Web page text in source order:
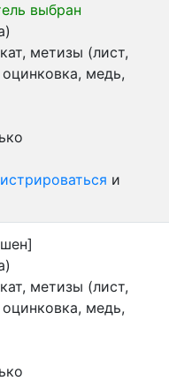
выбран
метизы (лист,
медь,
и
метизы (лист,
медь,